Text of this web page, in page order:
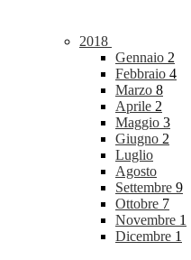
2018
Gennaio 2
Febbraio 4
Marzo 8
Aprile 2
Maggio 3
Giugno 2
Luglio
Agosto
Settembre 9
Ottobre 7
Novembre 1
Dicembre 1